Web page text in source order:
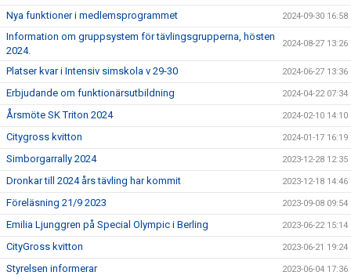
Nya funktioner i medlemsprogrammet 2024-09-30 16:58
Information om gruppsystem för tävlingsgrupperna, hösten
2024.
2024-08-27 13:26
Platser kvar i Intensiv simskola v 29-30 2024-06-27 13:36
Erbjudande om funktionärsutbildning 2024-04-22 07:34
Årsmöte SK Triton 2024 2024-02-10 14:10
Citygross kvitton 2024-01-17 16:19
Simborgarrally 2024 2023-12-28 12:35
Dronkar till 2024 års tävling har kommit 2023-12-18 14:46
Föreläsning 21/9 2023 2023-09-08 09:54
Emilia Ljunggren på Special Olympic i Berling 2023-06-22 15:14
CityGross kvitton 2023-06-21 19:24
Styrelsen informerar 2023-06-04 17:36